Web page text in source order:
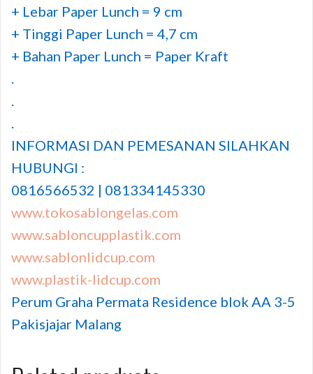
+ Lebar Paper Lunch = 9 cm
+ Tinggi Paper Lunch = 4,7 cm
+ Bahan Paper Lunch = Paper Kraft
.
.
.
INFORMASI DAN PEMESANAN SILAHKAN
HUBUNGI :
0816566532 | 081334145330
www.tokosablongelas.com
www.sabloncupplastik.com
www.sablonlidcup.com
www.plastik-lidcup.com
Perum Graha Permata Residence blok AA 3-5
Pakisjajar Malang